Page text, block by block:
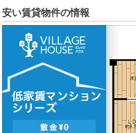
安い賃貸物件の情報